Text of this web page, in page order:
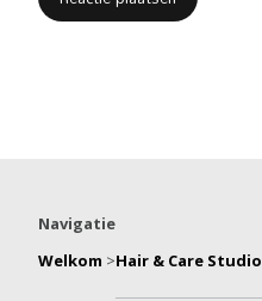
Navigatie
Welkom >Hair & Care Studio